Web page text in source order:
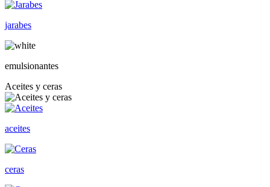
jarabes
emulsionantes
Aceites y ceras
aceites
ceras